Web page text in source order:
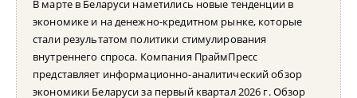
В марте в Беларуси наметились новые тенденции в
экономике и на денежно-кредитном рынке, которые
стали результатом политики стимулирования
внутреннего спроса. Компания ПраймПресс
представляет информационно-аналитический обзор
экономики Беларуси за первый квартал 2026 г. Обзор